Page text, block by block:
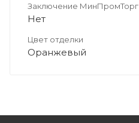
Заключение МинПромТорг
Нет
Цвет отделки
Оранжевый